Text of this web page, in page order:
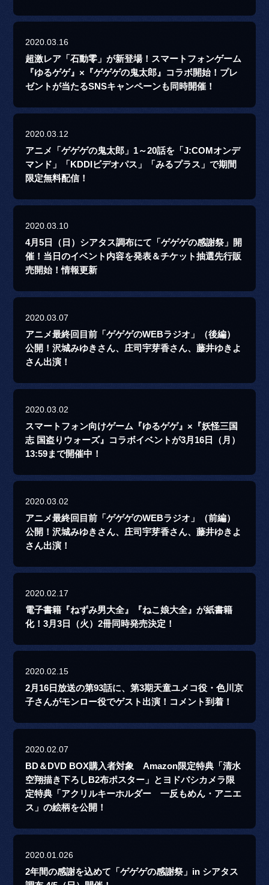
2020.03.16
超激レア「石動零」が新登場！スマートフォンゲーム
『ゆるゲゲ』×『ゲゲゲの鬼太郎』コラボ開始！プレ
ゼントが当たるSNSキャンペーンも同時開催！
2020.03.12
アニメ「ゲゲゲの鬼太郎」1～20話を「J:COMオンデ
マンド」「KDDIビデオパス」「みるプラス」で期間
限定無料配信！
2020.03.10
4月5日（日）シアタス調布にて「ゲゲゲの感謝祭」開
催！当日のイベント内容を発表＆チケット抽選先行販
売開始！情報更新
2020.03.07
アニメ最終回目前「ゲゲゲのWEBラジオ」（後編）
公開！沢城みゆきさん、庄司宇芽香さん、藤井ゆきよ
さん出演！
2020.03.02
スマートフォン向けゲーム『ゆるゲゲ』×『妖怪三国
志 国盗りウォーズ』コラボイベントが3月16日（月）
13:59まで開催中！
2020.03.02
アニメ最終回目前「ゲゲゲのWEBラジオ」（前編）
公開！沢城みゆきさん、庄司宇芽香さん、藤井ゆきよ
さん出演！
2020.02.17
電子書籍『ねずみ男大全』『ねこ娘大全』が紙書籍
化！3月3日（火）2冊同時発売決定！
2020.02.15
2月16日放送の第93話に、第3期天童ユメコ役・色川京
子さんがモンロー役でゲスト出演！コメント到着！
2020.02.07
BD＆DVD BOX購入者対象 Amazon限定特典「清水
空翔描き下ろしB2布ポスター」とヨドバシカメラ限
定特典「アクリルキーホルダー 一反もめん・アニエ
ス」の絵柄を公開！
2020.01.026
2年間の感謝を込めて「ゲゲゲの感謝祭」in シアタス